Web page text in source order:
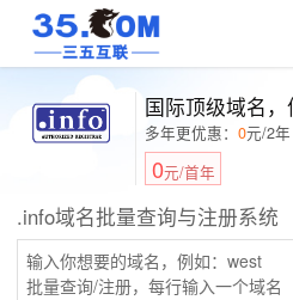
国际顶级域名，
多年更优惠：0元/2
0元/首年
.info域名批量查询与注册系统